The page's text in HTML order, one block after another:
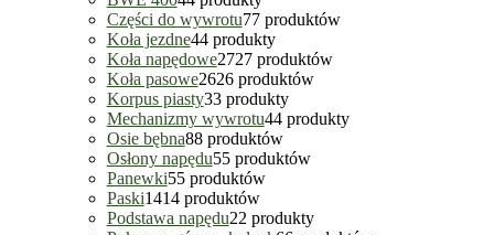
Części do wywrotu77 produktów
Koła jezdne44 produkty
Koła napędowe2727 produktów
Koła pasowe2626 produktów
Korpus piasty33 produkty
Mechanizmy wywrotu44 produkty
Osie bębna88 produktów
Osłony napędu55 produktów
Panewki55 produktów
Paski1414 produktów
Podstawa napędu22 produkty